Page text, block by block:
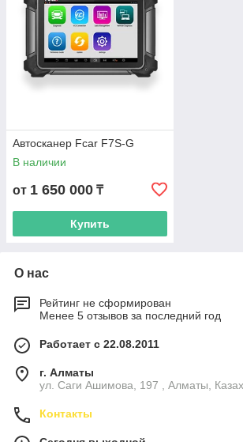
Автосканер Fcar F7S-G
В наличии
от 1 650 000 ₸
Купить
О нас
Рейтинг не сформирован
Менее 5 отзывов за последний год
Работает с 22.08.2011
г. Алматы
ул. Саги Ашимова, 197 , Алматы,
Контакты